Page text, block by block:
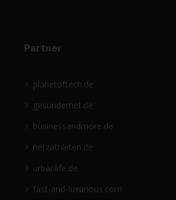
Partner
planetoftech.de
gesündernet.de
businessandmore.de
netzathleten.de
urbanlife.de
fast-and-luxurious.com